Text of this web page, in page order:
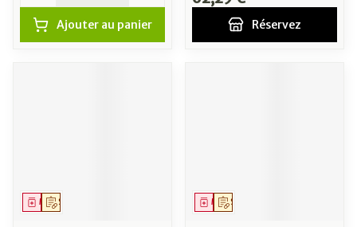
Ajouter au panier Réservez
Sur prescription
Médicament Sur prescription
Médicament